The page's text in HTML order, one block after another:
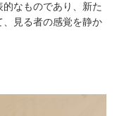
なものであり、新た
見る者の感覚を静か